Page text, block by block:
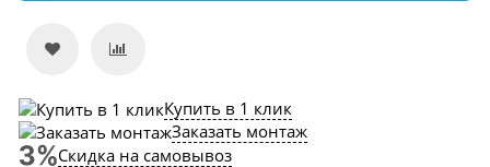
Купить в 1 клик
Заказать монтаж
Скидка на самовывоз